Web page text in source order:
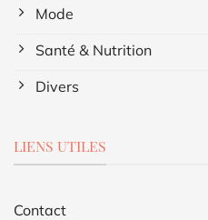
Mode
Santé & Nutrition
Divers
LIENS UTILES
Contact